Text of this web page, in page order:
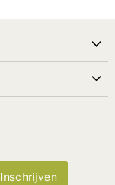
Inschrijven